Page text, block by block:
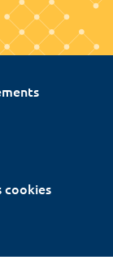
cookies